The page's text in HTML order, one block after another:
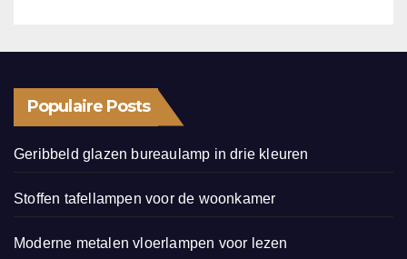
Populaire Posts
Geribbeld glazen bureaulamp in drie kleuren
Stoffen tafellampen voor de woonkamer
Moderne metalen vloerlampen voor lezen